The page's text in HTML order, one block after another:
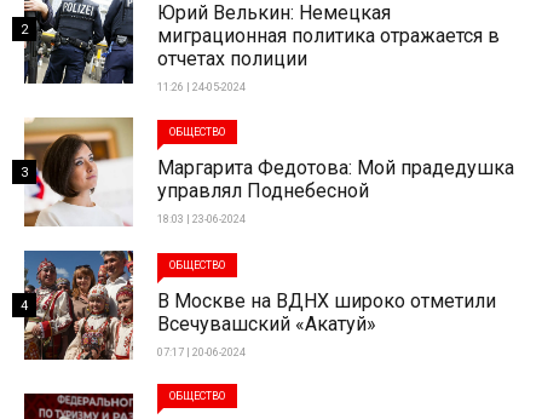
Юрий Велькин: Немецкая
миграционная политика отражается в
отчетах полиции
11:26 | 24-05-2024
2
ОБЩЕСТВО
Маргарита Федотова: Мой прадедушка
управлял Поднебесной
18:03 | 23-06-2024
3
ОБЩЕСТВО
В Москве на ВДНХ широко отметили
Всечувашский «Акатуй»
07:17 | 20-06-2024
4
ОБЩЕСТВО